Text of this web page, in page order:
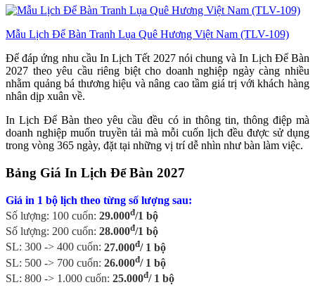
Mẫu Lịch Để Bàn Tranh Lụa Quê Hương Việt Nam (TLV-109)
Để đáp ứng nhu cầu In Lịch Tết 2027 nói chung và In Lịch Để Bàn
2027 theo yêu cầu riêng biệt cho doanh nghiệp ngày càng nhiều
nhằm quảng bá thương hiệu và nâng cao tầm giá trị với khách hàng
nhân dịp xuân về.
In Lịch Để Bàn theo yêu cầu đều có in thông tin, thông điệp mà
doanh nghiệp muốn truyền tải mà mỗi cuốn lịch đều được sử dụng
trong vòng 365 ngày, đặt tại những vị trí dễ nhìn như bàn làm việc.
Bảng Giá In Lịch Để Bàn 2027
Giá in 1 bộ lịch theo từng số lượng sau:
Số lượng: 100 cuốn: 29.000đ/1 bộ
Số lượng: 200 cuốn: 28.000đ/1 bộ
SL: 300 -> 400 cuốn: 27.000đ/ 1 bộ
SL: 500 -> 700 cuốn: 26.000đ/ 1 bộ
SL: 800 -> 1.000 cuốn: 25.000đ/ 1 bộ